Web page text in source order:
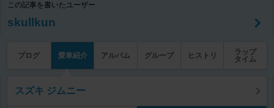
この記事を書いたユーザー
skullkun
ブログ 愛車紹介 アルバム グループ ヒストリ
ラップ
タイム
スズキ ジムニー